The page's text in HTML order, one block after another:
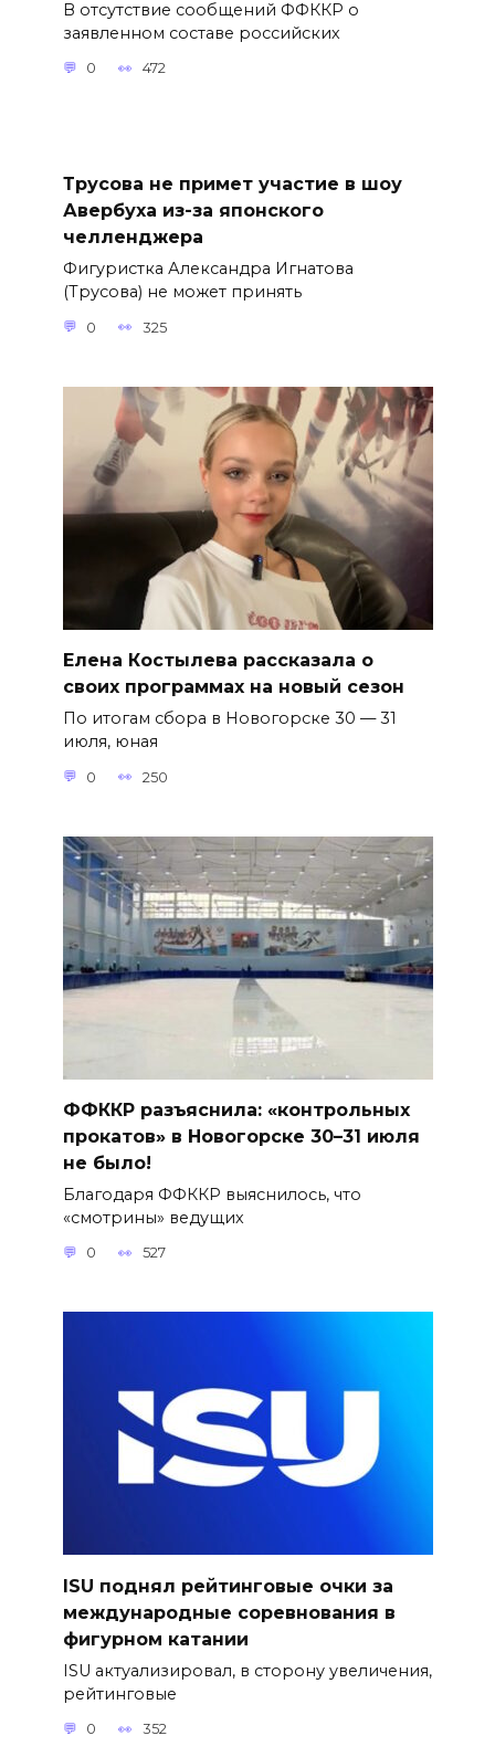
В отсутствие сообщений ФФККР о
заявленном составе российских
0 472
Трусова не примет участие в шоу
Авербуха из-за японского
челленджера
Фигуристка Александра Игнатова
(Трусова) не может принять
0 325
Елена Костылева рассказала о
своих программах на новый сезон
По итогам сбора в Новогорске 30 — 31
июля, юная
0 250
ФФККР разъяснила: «контрольных
прокатов» в Новогорске 30–31 июля
не было!
Благодаря ФФККР выяснилось, что
«смотрины» ведущих
0 527
ISU поднял рейтинговые очки за
международные соревнования в
фигурном катании
ISU актуализировал, в сторону увеличения,
рейтинговые
0 352